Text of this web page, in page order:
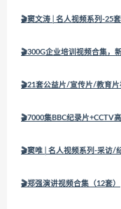
🎬窦文涛│名人视频系列-25
🎬300G企业培训视频合集
🎬21套公益片/宣传片/教育
🎬7000集BBC纪录片+CCTV
🎬窦唯│名人视频系列-采访/
🎬郑强演讲视频合集（12套）